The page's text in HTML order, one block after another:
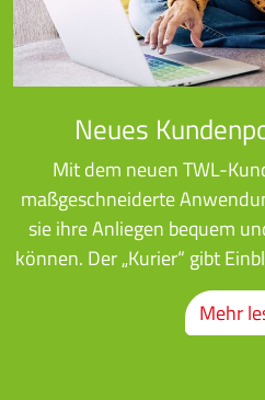
Neues
Mit dem neuen TWL-
maßgeschneiderte
sie ihre Anliegen bequem
können. Der „Kurier“ gibt
Mehr